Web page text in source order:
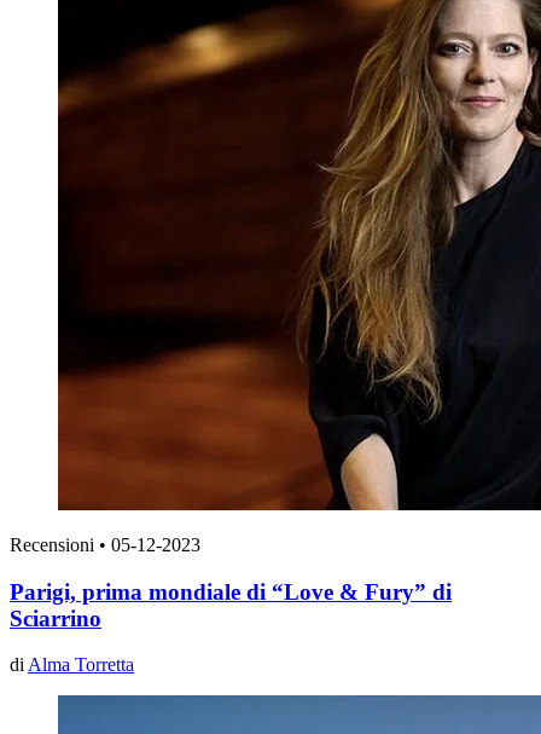
Recensioni • 05-12-2023
Parigi, prima mondiale di “Love & Fury” di
Sciarrino
di Alma Torretta